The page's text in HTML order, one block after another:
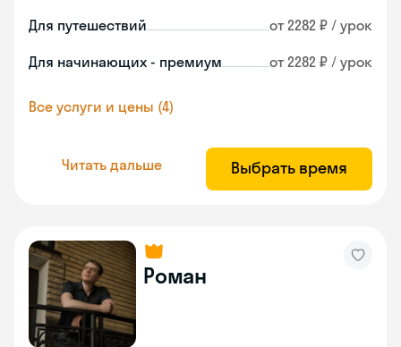
Для путешествий от 2282 ₽ / урок
Для начинающих - премиум от 2282 ₽ / урок
Все услуги и цены (4)
Читать дальше Выбрать время
Роман